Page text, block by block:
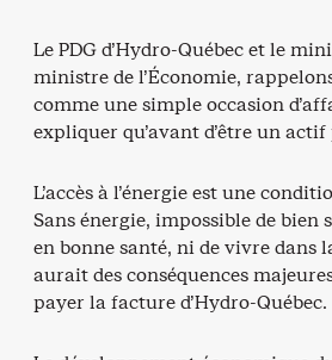
Le PDG d’Hydro-Québec et le
ministre de l’Économie,
comme une simple occasion
expliquer qu’avant d’être un
L’accès à l’énergie est une
Sans énergie, impossible de bien
en bonne santé, ni de vivre dans
aurait des conséquences
payer la facture d’Hydro-Québec.